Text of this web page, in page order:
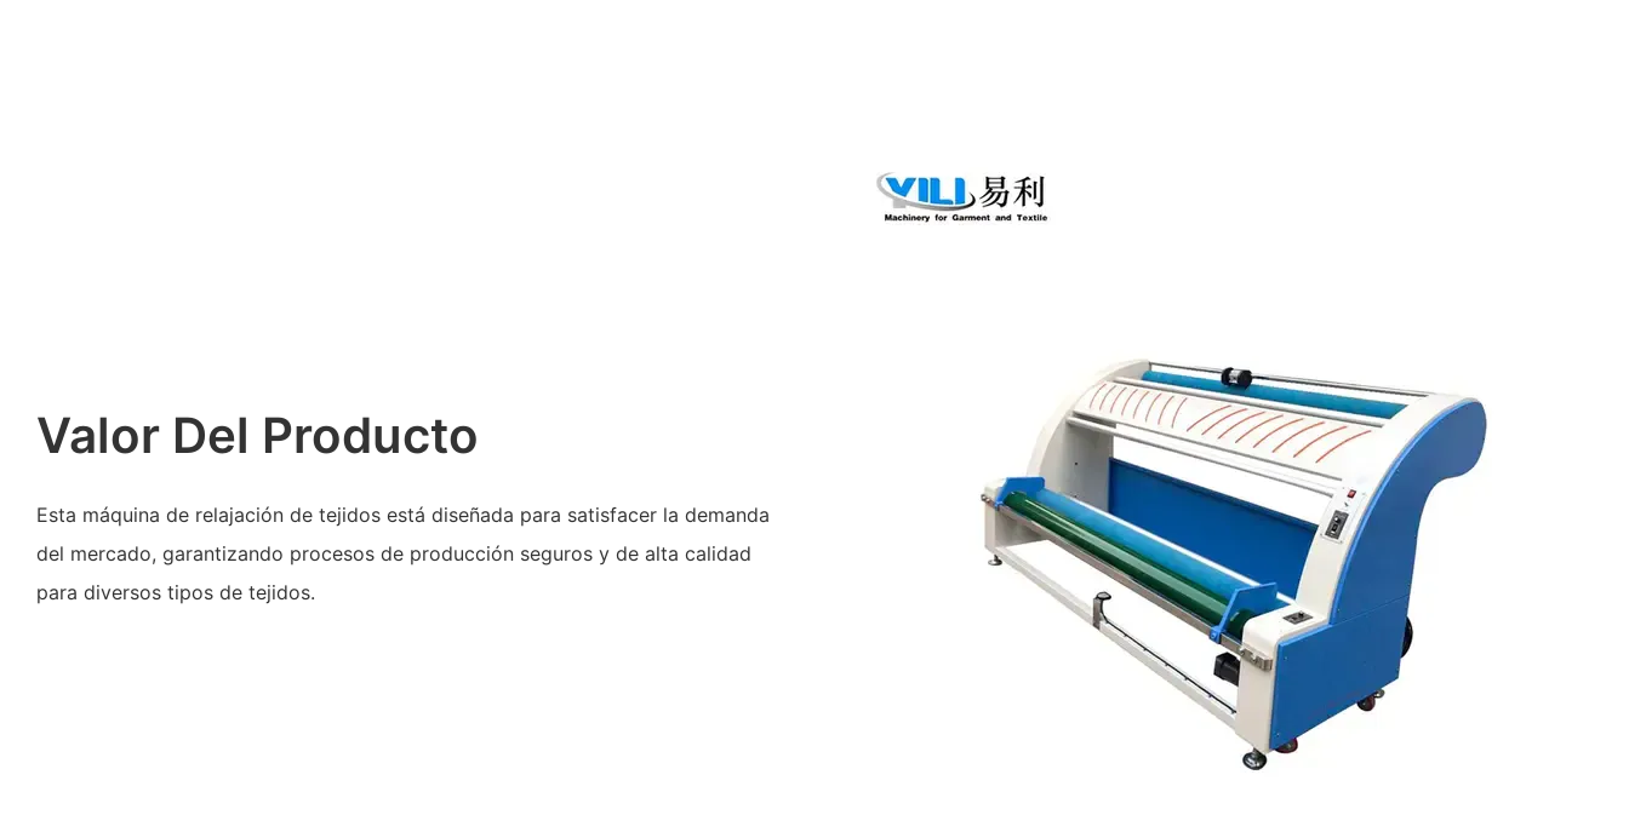
Valor Del Producto
Esta máquina de relajación de tejidos está diseñada para satisfacer la demanda
del mercado, garantizando procesos de producción seguros y de alta calidad
para diversos tipos de tejidos.